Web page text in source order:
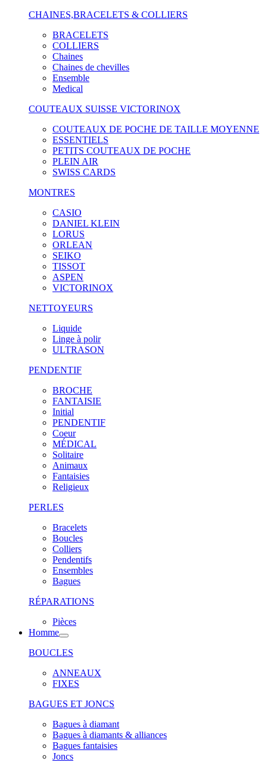
CHAINES,BRACELETS & COLLIERS
BRACELETS
COLLIERS
Chaines
Chaines de chevilles
Ensemble
Medical
COUTEAUX SUISSE VICTORINOX
COUTEAUX DE POCHE DE TAILLE MOYENNE
ESSENTIELS
PETITS COUTEAUX DE POCHE
PLEIN AIR
SWISS CARDS
MONTRES
CASIO
DANIEL KLEIN
LORUS
ORLEAN
SEIKO
TISSOT
ASPEN
VICTORINOX
NETTOYEURS
Liquide
Linge à polir
ULTRASON
PENDENTIF
BROCHE
FANTAISIE
Initial
PENDENTIF
Coeur
MÉDICAL
Solitaire
Animaux
Fantaisies
Religieux
PERLES
Bracelets
Boucles
Colliers
Pendentifs
Ensembles
Bagues
RÉPARATIONS
Pièces
Homme
BOUCLES
ANNEAUX
FIXES
BAGUES ET JONCS
Bagues à diamant
Bagues à diamants & alliances
Bagues fantaisies
Joncs